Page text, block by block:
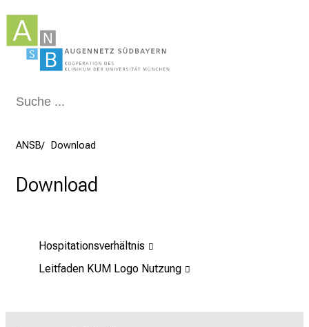
ANSB Download
Download
Hospitationsverhältnis
Leitfaden KUM Logo Nutzung